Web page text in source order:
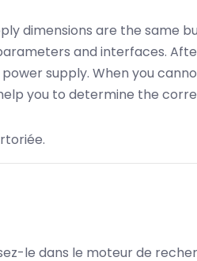
dimensions are the same
and interfaces.
supply. When you
you to determine the
le dans le moteur de